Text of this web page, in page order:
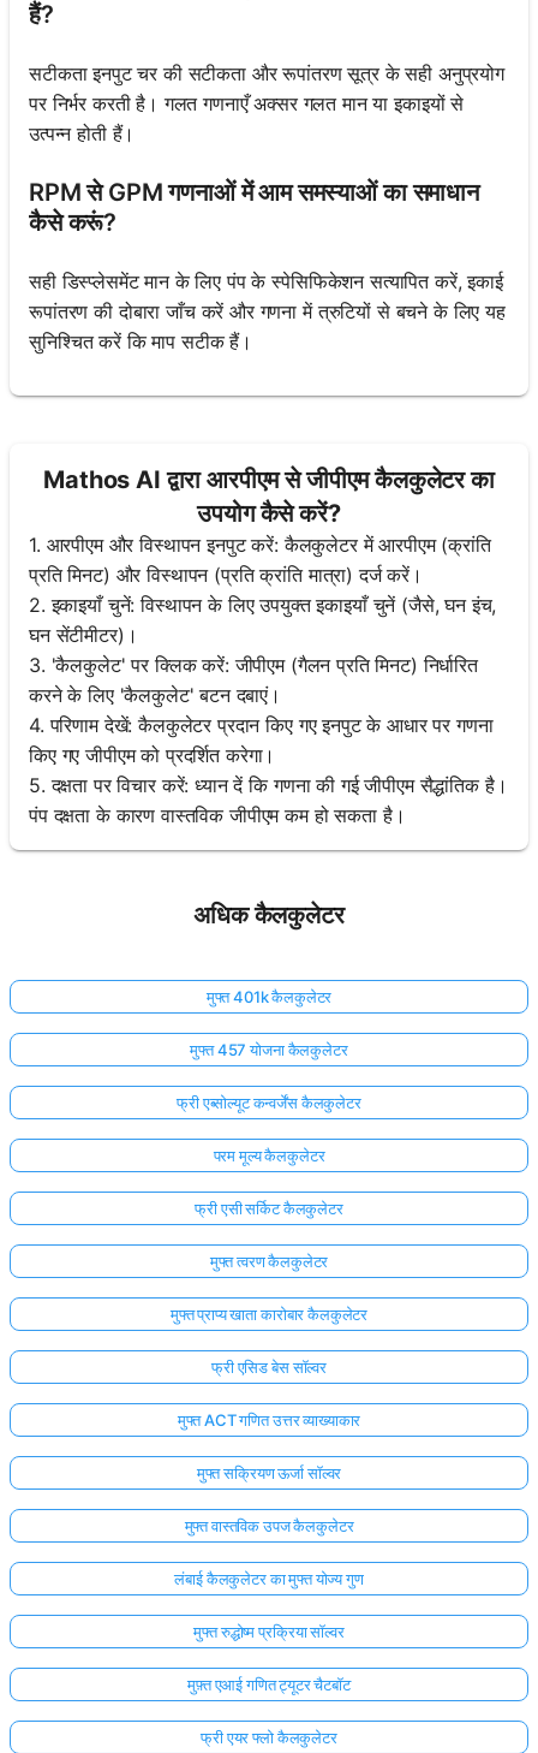
हैं?
सटीकता इनपुट चर की सटीकता और रूपांतरण सूत्र के सही अनुप्रयोग
पर निर्भर करती है। गलत गणनाएँ अक्सर गलत मान या इकाइयों से
उत्पन्न होती हैं।
RPM से GPM गणनाओं में आम समस्याओं का समाधान
कैसे करूं?
सही डिस्प्लेसमेंट मान के लिए पंप के स्पेसिफिकेशन सत्यापित करें, इकाई
रूपांतरण की दोबारा जाँच करें और गणना में त्रुटियों से बचने के लिए यह
सुनिश्चित करें कि माप सटीक हैं।
Mathos AI द्वारा आरपीएम से जीपीएम कैलकुलेटर का
उपयोग कैसे करें?
1. आरपीएम और विस्थापन इनपुट करें: कैलकुलेटर में आरपीएम (क्रांति
प्रति मिनट) और विस्थापन (प्रति क्रांति मात्रा) दर्ज करें।
2. इकाइयाँ चुनें: विस्थापन के लिए उपयुक्त इकाइयाँ चुनें (जैसे, घन इंच,
घन सेंटीमीटर)।
3. 'कैलकुलेट' पर क्लिक करें: जीपीएम (गैलन प्रति मिनट) निर्धारित
करने के लिए 'कैलकुलेट' बटन दबाएं।
4. परिणाम देखें: कैलकुलेटर प्रदान किए गए इनपुट के आधार पर गणना
किए गए जीपीएम को प्रदर्शित करेगा।
5. दक्षता पर विचार करें: ध्यान दें कि गणना की गई जीपीएम सैद्धांतिक है।
पंप दक्षता के कारण वास्तविक जीपीएम कम हो सकता है।
अधिक कैलकुलेटर
मुफ्त 401k कैलकुलेटर
मुफ्त 457 योजना कैलकुलेटर
फ्री एब्सोल्यूट कन्वर्जेंस कैलकुलेटर
परम मूल्य कैलकुलेटर
फ्री एसी सर्किट कैलकुलेटर
मुफ्त त्वरण कैलकुलेटर
मुफ्त प्राप्य खाता कारोबार कैलकुलेटर
फ्री एसिड बेस सॉल्वर
मुफ्त ACT गणित उत्तर व्याख्याकार
मुफ्त सक्रियण ऊर्जा सॉल्वर
मुफ्त वास्तविक उपज कैलकुलेटर
लंबाई कैलकुलेटर का मुफ्त योज्य गुण
मुफ्त रुद्धोष्म प्रक्रिया सॉल्वर
मुफ़्त एआई गणित ट्यूटर चैटबॉट
फ्री एयर फ्लो कैलकुलेटर